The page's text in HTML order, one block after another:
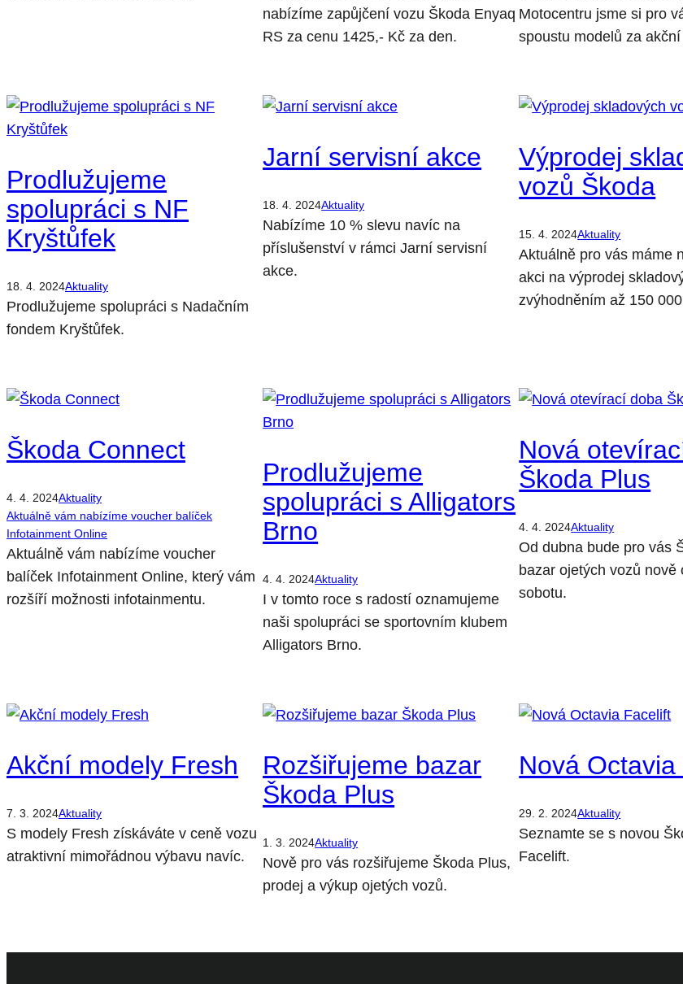
nabízíme zapůjčení vozu Škoda Enyaq
RS za cenu 1425,- Kč za den.
Motocentru jsme si pro
spoustu modelů za akční
Prodlužujeme
spolupráci s NF
Kryštůfek
18. 4. 2024Aktuality
Prodlužujeme spolupráci s Nadačním
fondem Kryštůfek.
Jarní servisní akce
18. 4. 2024Aktuality
Nabízíme 10 % slevu navíc na
příslušenství v rámci Jarní servisní
akce.
Výprodej
vozů Škoda
15. 4. 2024Aktuality
Aktuálně pro vás máme
akci na výprodej
zvýhodněním až 150
Škoda Connect
4. 4. 2024Aktuality
Aktuálně vám nabízíme voucher balíček
Infotainment Online
Aktuálně vám nabízíme voucher
balíček Infotainment Online, který vám
rozšíří možnosti infotainmentu.
Prodlužujeme
spolupráci s Alligators
Brno
4. 4. 2024Aktuality
I v tomto roce s radostí oznamujeme
naši spolupráci se sportovním klubem
Alligators Brno.
Nová
Škoda Plus
4. 4. 2024Aktuality
Od dubna bude pro vás
bazar ojetých vozů nově
sobotu.
Akční modely Fresh
7. 3. 2024Aktuality
S modely Fresh získáváte v ceně vozu
atraktivní mimořádnou výbavu navíc.
Rozšiřujeme bazar
Škoda Plus
1. 3. 2024Aktuality
Nově pro vás rozšiřujeme Škoda Plus,
prodej a výkup ojetých vozů.
Nová
29. 2. 2024Aktuality
Seznamte se s novou
Facelift.